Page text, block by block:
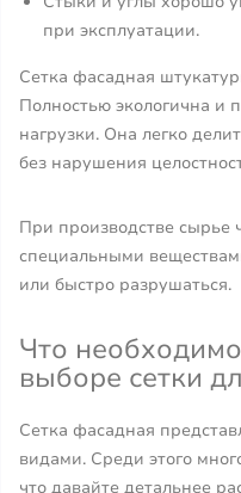
при эксплуатации.
Сетка фасадная
Полностью экологична и
нагрузки. Она легко
без нарушения
При производстве сырье
специальными
или быстро разрушаться.
Что
выборе сетки
Сетка фасадная
видами. Среди этого
что давайте детальнее